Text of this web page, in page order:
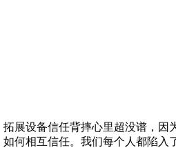
拓展设备信任背摔心里超没谱，
何相互信任。我们每个人都陷